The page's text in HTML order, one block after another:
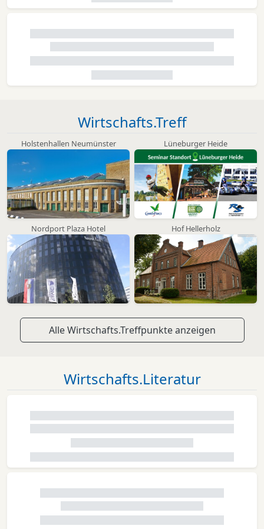
Wirtschafts.Treff
Holstenhallen Neumünster Lüneburger Heide
Nordport Plaza Hotel Hof Hellerholz
Alle Wirtschafts.Treffpunkte anzeigen
Wirtschafts.Literatur